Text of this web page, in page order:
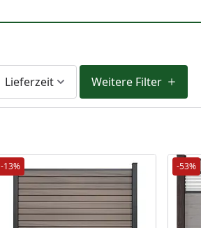
Lieferzeit Weitere Filter
-13% -53%